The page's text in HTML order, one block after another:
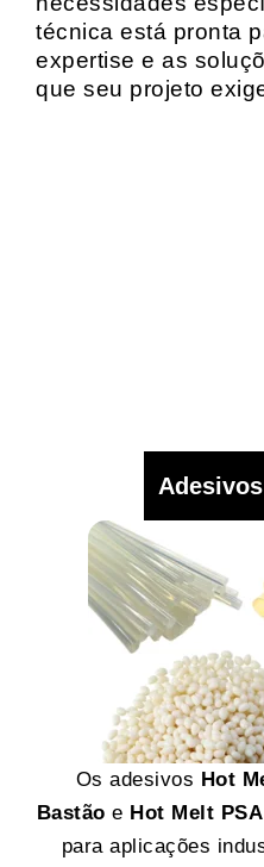
técnica está pronta
expertise e as
que seu projeto
Os adesivos Hot
Bastão e Hot Melt PSA
para aplicações